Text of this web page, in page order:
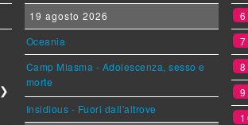
❯
19 agosto 2026
Oceania
Camp Miasma - Adolescenza, sesso e
morte
Insidious - Fuori dall'altrove
6
7
8
9